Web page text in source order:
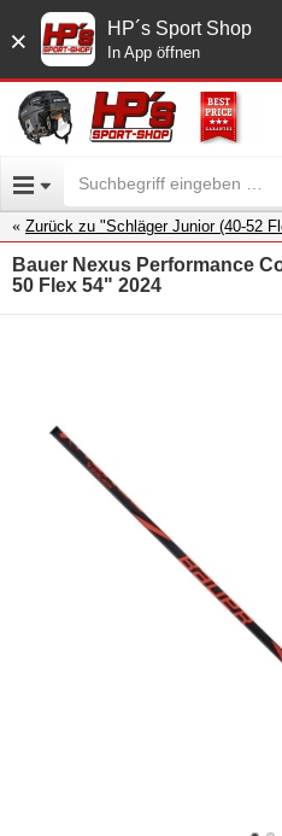
× HP´s Sport Shop
In App öffnen
Zurück zu "Schläger Junior (40-52
Bauer Nexus Performance
50 Flex 54" 2024